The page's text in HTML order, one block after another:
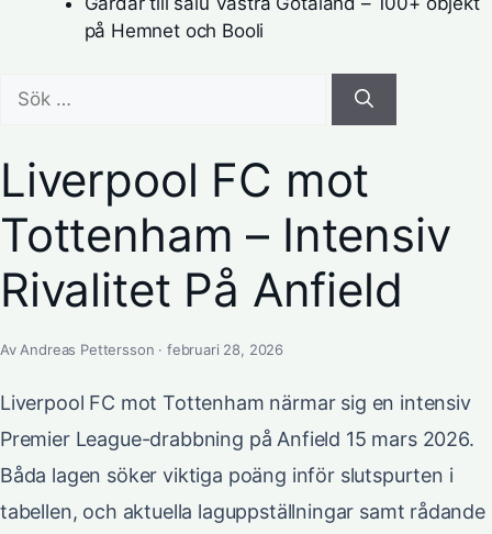
på Hemnet och Booli
efter:
Liverpool FC mot
Tottenham – Intensiv
Rivalitet På Anfield
Av Andreas Pettersson · februari 28, 2026
Liverpool FC mot Tottenham närmar sig en intensiv
Premier League-drabbning på Anfield 15 mars 2026.
Båda lagen söker viktiga poäng inför slutspurten i
tabellen, och aktuella laguppställningar samt rådande